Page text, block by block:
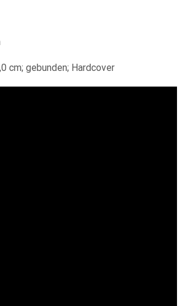
cm; gebunden; Hardcover